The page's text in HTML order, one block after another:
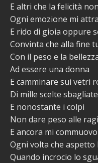
E altri che la felicità
Ogni emozione mi
E rido di gioia oppure
Convinta che alla fine
Con il peso e la
Ad essere una donna
E camminare sui vetri
Di mille scelte
E nonostante i colpi
Non dare peso alle
E ancora mi commuovo
Ogni volta che aspetto
Quando incrocio lo